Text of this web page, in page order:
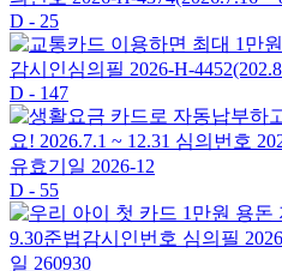
D - 25
D - 147
D - 55